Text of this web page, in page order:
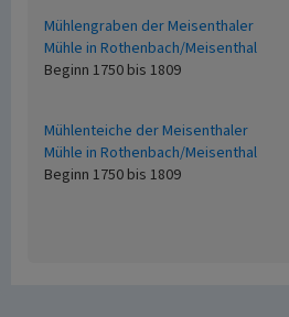
Mühlengraben der Meisenthaler
Mühle in Rothenbach/Meisenthal
Beginn 1750 bis 1809
Mühlenteiche der Meisenthaler
Mühle in Rothenbach/Meisenthal
Beginn 1750 bis 1809